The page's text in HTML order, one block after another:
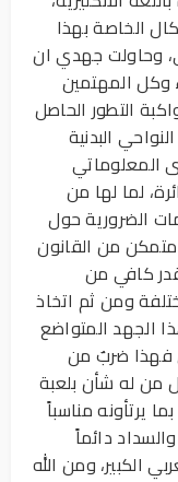
الخاصة بهذا
وحاولت جهدي ان
وكل المهتمين
التطور الحاصل
البدنية
المعلوماتي
لما لها من
الضرورية حول
متمكن من القانون
كافي من
ومن ثم اتخاذ
الجهد المتواضع
فهذا ضربٌ من
من له شأن بلعبة
يرتأونه مناسباً
دائماً
الكبير، ومن الله